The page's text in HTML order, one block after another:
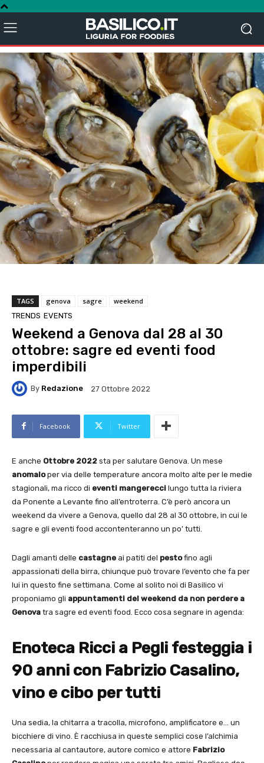
TAGS genova sagre
weekend
TRENDS EVENTS
Weekend a Genova dal 28 al 30
ottobre: sagre ed eventi food
imperdibili
By Redazione 27 Ottobre 2022
Facebook Twitter
E anche Ottobre 2022 sta per salutare Genova. Un mese
anomaloper via delle temperature ancora molto alte per le medie
stagionali, ma ricco di eventi mangerecci lungo tutta la riviera
da Ponente a Levante fino all’entroterra. C’è però ancora un
weekend da vivere a Genova, quello dal 28 al 30 ottobre, in cui le
sagre e gli eventi food accontenteranno un po’ tutti.
Dagli amanti delle castagne ai patiti del pestofino agli
appassionati della birra, chiunque può trovare l’evento che fa per
lui in questo fine settimana. Come al solito noi di Basilico vi
proponiamo gli appuntamenti del weekend da non perdere a
Genova tra sagre ed eventi food. Ecco cosa segnare in agenda:
Enoteca Ricci a Pegli festeggia i
90 anni con Fabrizio Casalino,
vino e cibo per tutti
Una sedia, la chitarra a tracolla, microfono, amplificatore e… un
bicchiere di vino. È racchiusa in queste semplici cose l’alchimia
necessaria al cantautore, autore comico e attore Fabrizio